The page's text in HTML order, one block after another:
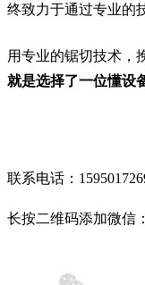
终致力于通过专业的
用专业的锯切技术，
就是选择了一位懂设
联系电话：
长按二维码添加微信：